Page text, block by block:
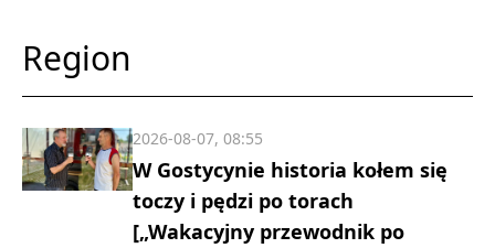
Region
W Gostycynie historia kołem się
toczy i pędzi po torach
[„Wakacyjny przewodnik po
2026-08-07, 08:55